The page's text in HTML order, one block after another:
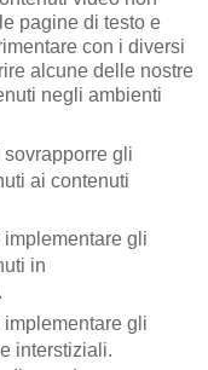
pagine di testo e
con i diversi
alcune delle nostre
negli ambienti
gli
ai contenuti
gli
in
gli
interstiziali.